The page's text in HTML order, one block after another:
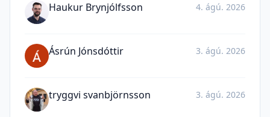
Haukur Brynjólfsson 4. ágú. 2026
Ásrún Jónsdóttir 3. ágú. 2026
tryggvi svanbjörnsson 3. ágú. 2026